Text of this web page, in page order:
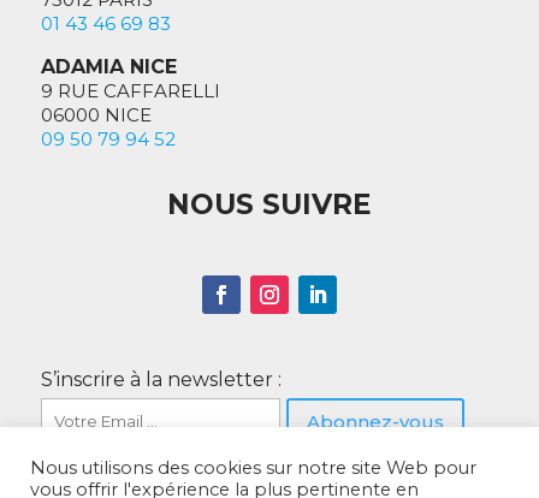
01 43 46 69 83
ADAMIA NICE
9 RUE CAFFARELLI
06000 NICE
09 50 79 94 52
NOUS SUIVRE
S’inscrire à la newsletter :
Nous utilisons des cookies sur notre site Web pour
vous offrir l'expérience la plus pertinente en